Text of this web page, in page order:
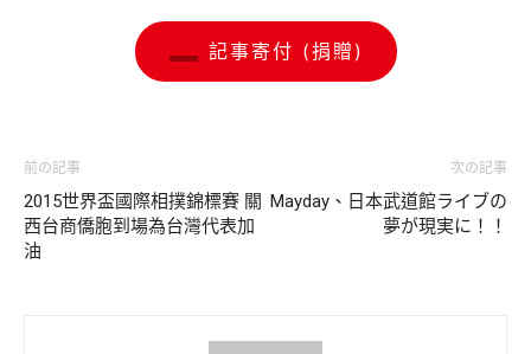
記事寄付 (捐贈)
前の記事
2015世界盃國際相撲錦標賽 關
西台商僑胞到場為台灣代表加
油
次の記事
Mayday、日本武道館ライブの
夢が現実に！！